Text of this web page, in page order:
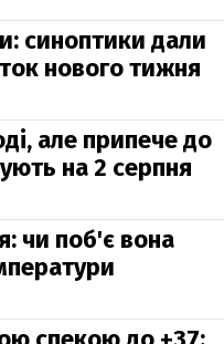
синоптики дали
нового тижня
але припече до
на 2 серпня
чи поб'є вона